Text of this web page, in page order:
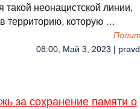
неонацистской линии,
территорию, которую …
08:00, Май 3, 2023 |
за сохранение памяти о